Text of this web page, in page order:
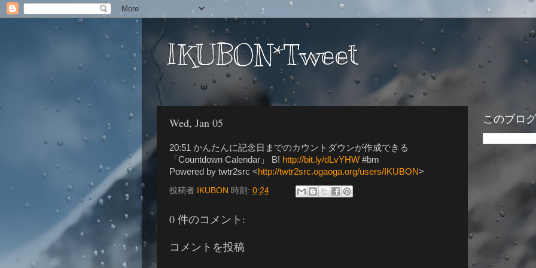
IKUBON*Tweet
Wed, Jan 05
20:51 かんたんに記念日までのカウントダウンが作成できる
「Countdown Calendar」 B! http://bit.ly/dLvYHW #bm
Powered by twtr2src <http://twtr2src.ogaoga.org/users/IKUBON>
投稿者 IKUBON 時刻: 0:24
0 件のコメント:
コメントを投稿
このブロ